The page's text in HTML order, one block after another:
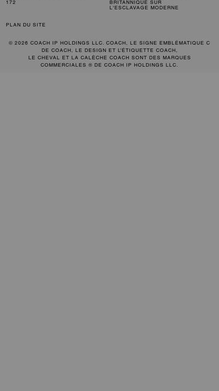
172
BRITANNIQUE SUR
L'ESCLAVAGE MODERNE
PLAN DU SITE
© 2026 COACH IP HOLDINGS LLC. COACH, LE SIGNE EMBLÉMATIQUE C
DE COACH, LE DESIGN ET L’ÉTIQUETTE COACH,
LE CHEVAL ET LA CALÈCHE COACH SONT DES MARQUES
COMMERCIALES ® DE COACH IP HOLDINGS LLC.